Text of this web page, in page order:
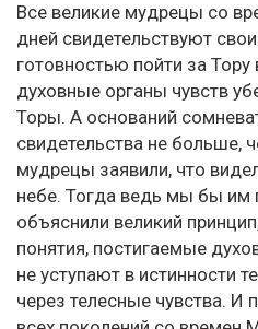
Все великие мудрецы со
дней свидетельствуют
готовностью пойти за Тору
духовные органы чувств
Торы. А оснований
свидетельства не больше,
мудрецы заявили, что
небе. Тогда ведь мы бы
объяснили великий
понятия, постигаемые
не уступают в истинности
через телесные чувства.